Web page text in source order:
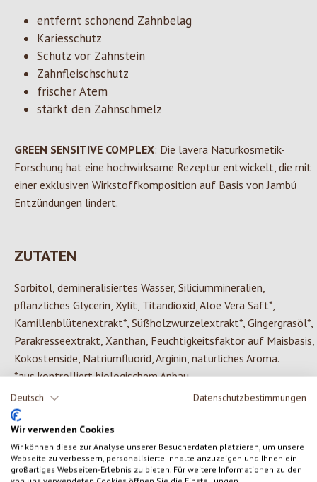
Deutsch Datenschutzbestimmungen
Wir verwenden Cookies
Wir können diese zur Analyse unserer Besucherdaten platzieren, um unsere
Webseite zu verbessern, personalisierte Inhalte anzuzeigen und Ihnen ein
großartiges Webseiten-Erlebnis zu bieten. Für weitere Informationen zu den
entfernt schonend Zahnbelag
Kariesschutz
Schutz vor Zahnstein
Zahnfleischschutz
frischer Atem
stärkt den Zahnschmelz
GREEN SENSITIVE COMPLEX: Die lavera Naturkosmetik-
Forschung hat eine hochwirksame Rezeptur entwickelt, die mit
einer exklusiven Wirkstoffkomposition auf Basis von Jambú
Entzündungen lindert.
ZUTATEN
Sorbitol, demineralisiertes Wasser, Siliciummineralien,
pflanzliches Glycerin, Xylit, Titandioxid, Aloe Vera Saft*,
Kamillenblütenextrakt*, Süßholzwurzelextrakt*, Gingergrasöl*,
Parakresseextrakt, Xanthan, Feuchtigkeitsfaktor auf Maisbasis,
Kokostenside, Natriumfluorid, Arginin, natürliches Aroma.
*aus kontrolliert biologischem Anbau.
0 von 0 Bewertungen